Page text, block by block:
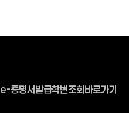
e-증명서발급학번조회바로가기